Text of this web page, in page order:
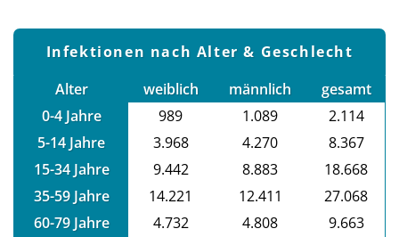
Infektionen nach Alter & Geschlecht
Alter
weiblich männlich
gesamt
0-4 Jahre
989 1.089
2.114
5-14 Jahre
3.968 4.270
8.367
15-34 Jahre
9.442 8.883
18.668
35-59 Jahre
14.221 12.411
27.068
60-79 Jahre
4.732 4.808
9.663